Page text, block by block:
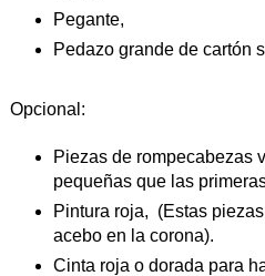
Pegante,
Pedazo grande de cartón
Opcional:
Piezas de rompecabezas
pequeñas que las
Pintura roja, (Estas piezas
acebo en la corona).
Cinta roja o dorada para